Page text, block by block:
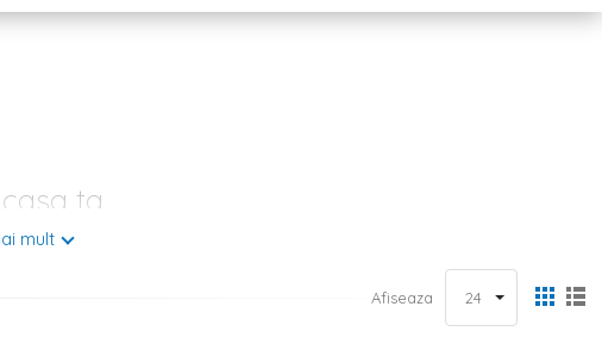
ta
sa decizi care va fi culoarea peretilor si pentru ce materiale optezi in
o casa complet utilata, corect? Si pana sa ajungi la linia de finish, mai ai
vorbim despre obiectele decorative, in mod cert, majoritatea persoanelor
mult
Afiseaza